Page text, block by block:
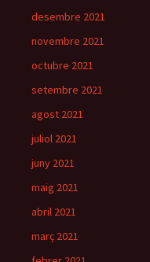
desembre 2021
novembre 2021
octubre 2021
setembre 2021
agost 2021
juliol 2021
juny 2021
maig 2021
abril 2021
març 2021